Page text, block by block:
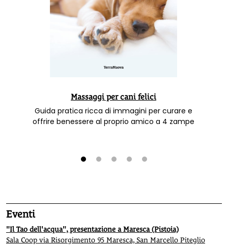
Massaggi per cani felici
Guida pratica ricca di immagini per curare e
offrire benessere al proprio amico a 4 zampe
Eventi
"Il Tao dell'acqua", presentazione a Maresca (Pistoia)
Sala Coop via Risorgimento 95 Maresca, San Marcello Piteglio